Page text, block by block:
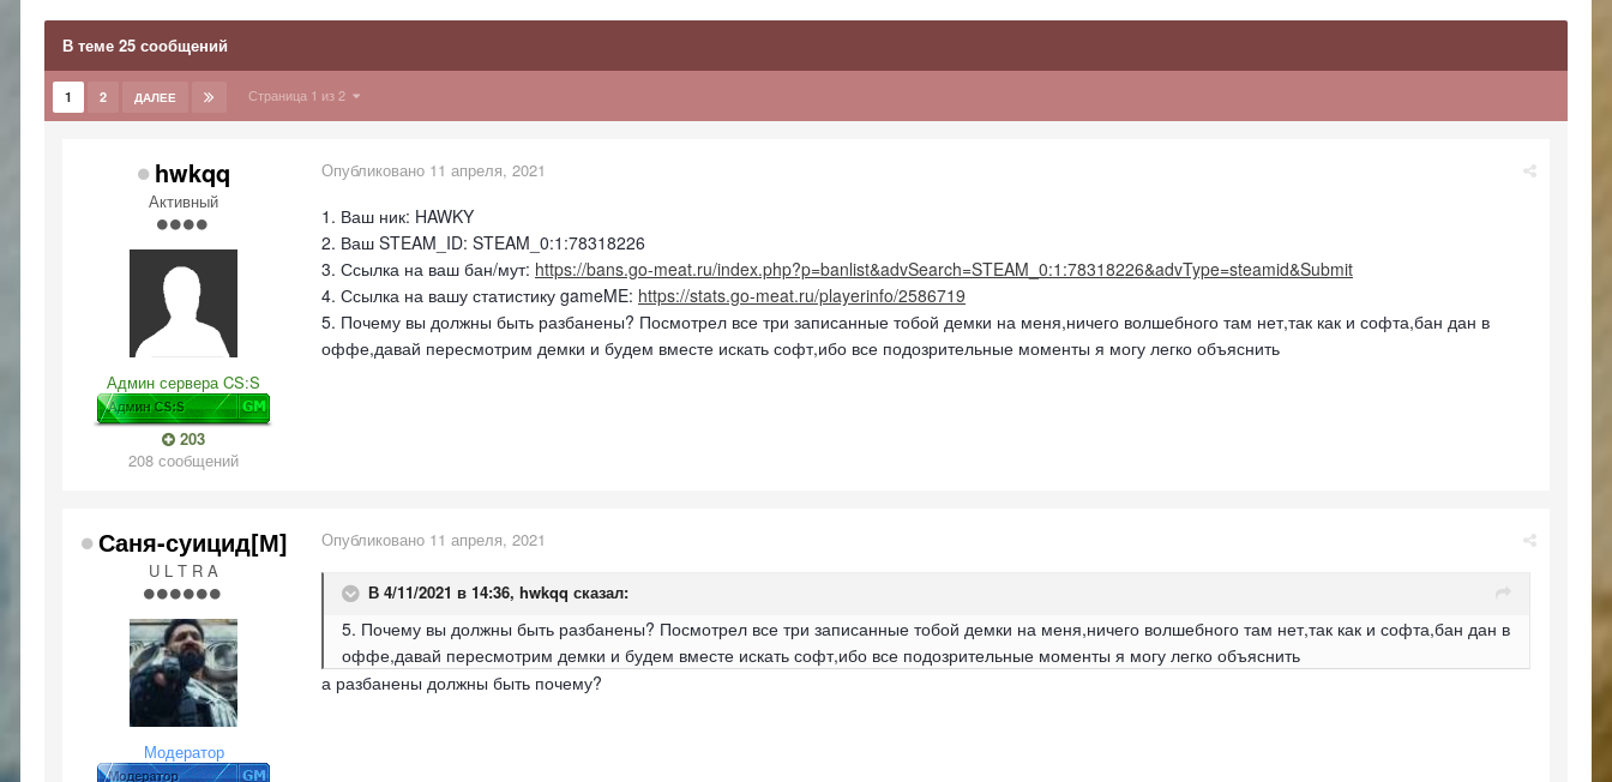
В теме 25 сообщений
1 2 ДАЛЕЕ Страница 1 из 2
hwkqq
Активный
Админ сервера CS:S
203
208 сообщений
Опубликовано 11 апреля, 2021
1. Ваш ник: HAWKY
2. Ваш STEAM_ID: STEAM_0:1:78318226
3. Ссылка на ваш бан/мут: https://bans.go-meat.ru/index.php?p=banlist&advSearch=STEAM_0:1:78318226&advType=steamid&Submit
4. Ссылка на вашу статистику gameME: https://stats.go-meat.ru/playerinfo/2586719
5. Почему вы должны быть разбанены? Посмотрел все три записанные тобой демки на меня,ничего волшебного там нет,так как и софта,бан дан в
оффе,давай пересмотрим демки и будем вместе искать софт,ибо все подозрительные моменты я могу легко объяснить
Саня-суицид[М]
U L T R A
Модератор
Опубликовано 11 апреля, 2021
В 4/11/2021 в 14:36, hwkqq сказал:
5. Почему вы должны быть разбанены? Посмотрел все три записанные тобой демки на меня,ничего волшебного там нет,так как и софта,бан дан в
оффе,давай пересмотрим демки и будем вместе искать софт,ибо все подозрительные моменты я могу легко объяснить
а разбанены должны быть почему?